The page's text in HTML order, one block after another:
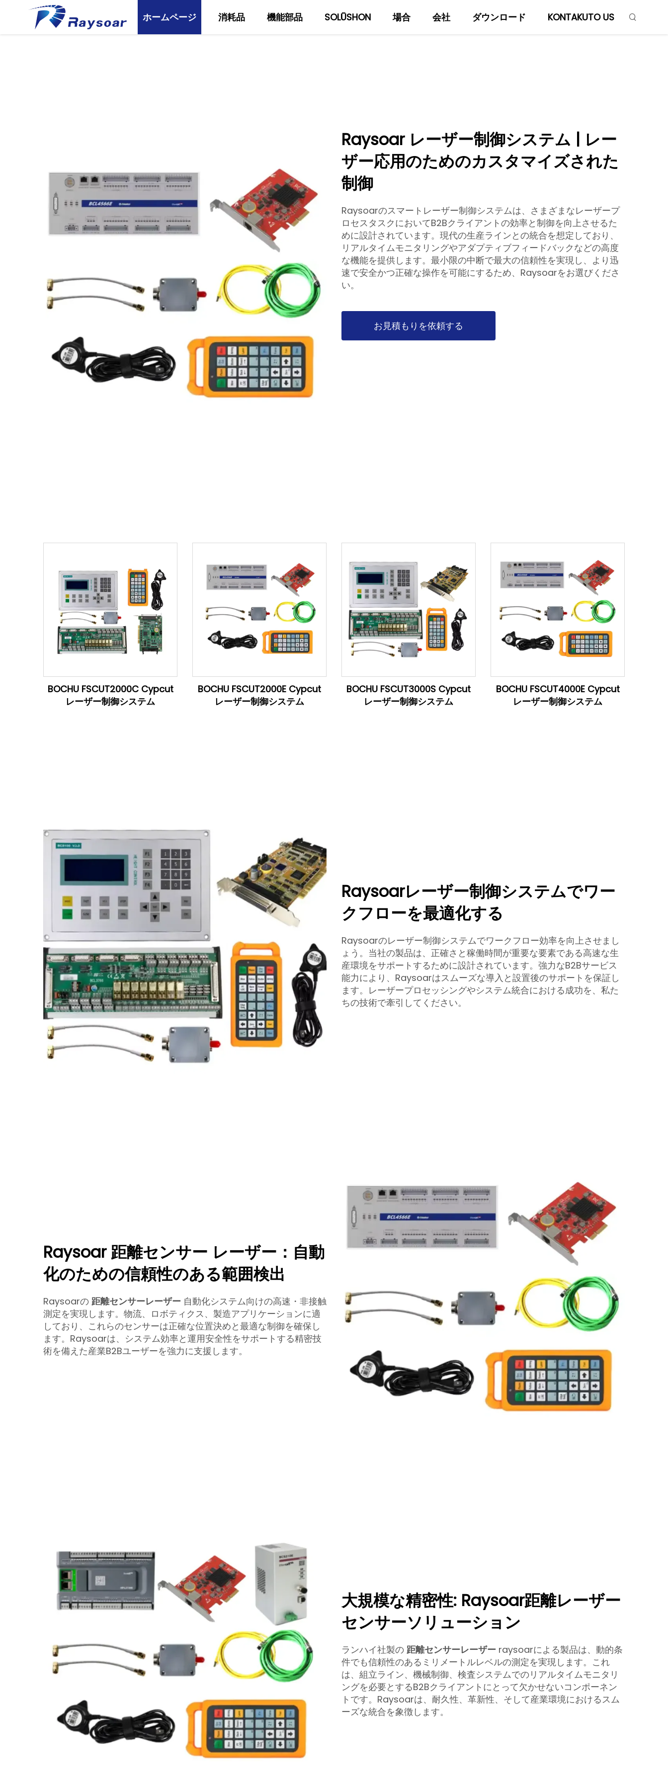
ホームページ 消耗品 機能部品 SOLŪSHON 場合 会社 ダウンロード KONTAKUTO US
Raysoar レーザー制御システム | レー
ザー応用のためのカスタマイズされた
制御
Raysoarのスマートレーザー制御システムは、さまざまなレーザープ
ロセスタスクにおいてB2Bクライアントの効率と制御を向上させるた
めに設計されています。現代の生産ラインとの統合を想定しており、
リアルタイムモニタリングやアダプティブフィードバックなどの高度
な機能を提供します。最小限の中断で最大の信頼性を実現し、より迅
速で安全かつ正確な操作を可能にするため、Raysoarをお選びくださ
い。
お見積もりを依頼する
BOCHU FSCUT2000C Cypcut
レーザー制御システム
BOCHU FSCUT2000E Cypcut
レーザー制御システム
BOCHU FSCUT3000S Cypcut
レーザー制御システム
BOCHU FSCUT4000E Cypcut
レーザー制御システム
Raysoarレーザー制御システムでワー
クフローを最適化する
Raysoarのレーザー制御システムでワークフロー効率を向上させまし
ょう。当社の製品は、正確さと稼働時間が重要な要素である高速な生
産環境をサポートするために設計されています。強力なB2Bサービス
能力により、Raysoarはスムーズな導入と設置後のサポートを保証し
ます。レーザープロセッシングやシステム統合における成功を、私た
ちの技術で牽引してください。
Raysoar 距離センサー レーザー：自動
化のための信頼性のある範囲検出
Raysoarの 距離センサーレーザー 自動化システム向けの高速・非接触
測定を実現します。物流、ロボティクス、製造アプリケーションに適
しており、これらのセンサーは正確な位置決めと最適な制御を確保し
ます。Raysoarは、システム効率と運用安全性をサポートする精密技
術を備えた産業B2Bユーザーを強力に支援します。
大規模な精密性: Raysoar距離レーザー
センサーソリューション
ランハイ社製の 距離センサーレーザー raysoarによる製品は、動的条
件でも信頼性のあるミリメートルレベルの測定を実現します。これ
は、組立ライン、機械制御、検査システムでのリアルタイムモニタリ
ングを必要とするB2Bクライアントにとって欠かせないコンポーネン
トです。Raysoarは、耐久性、革新性、そして産業環境におけるスム
ーズな統合を象徴します。